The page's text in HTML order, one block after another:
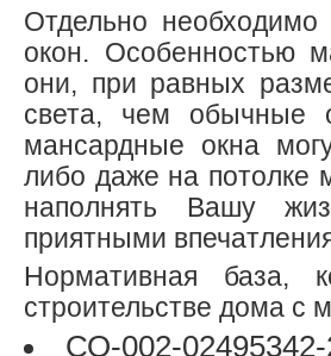
Отдельно необходимо
окон. Особенностью
они, при равных
света, чем обычные
мансардные окна
либо даже на потолке
наполнять Вашу
приятными
Нормативная база,
строительстве дома с
СО-002-02495342-